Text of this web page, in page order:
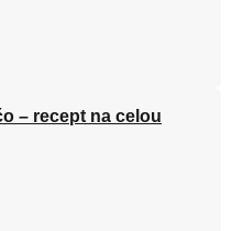
– recept na celou